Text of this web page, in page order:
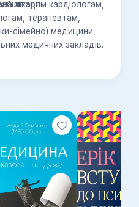
лікарям кардіологам,
терапевтам,
сімейної медицини,
медичних закладів.